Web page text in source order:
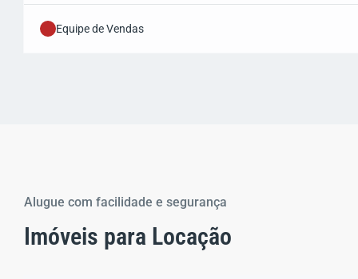
Equipe de Vendas
Alugue com facilidade e segurança
Imóveis para Locação